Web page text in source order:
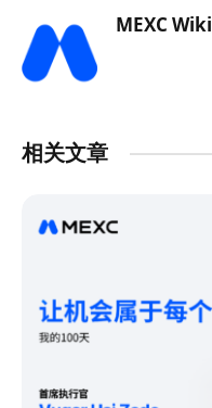
MEXC Wiki
相关文章